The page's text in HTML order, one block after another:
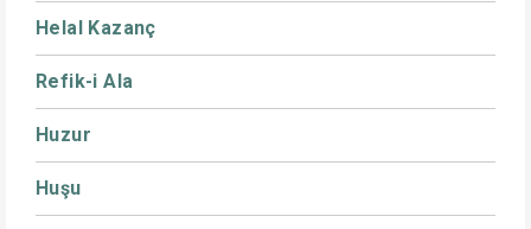
Helal Kazanç
Refik-i Ala
Huzur
Huşu